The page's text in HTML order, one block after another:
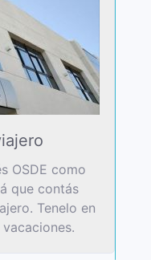
OSDE como
que contás
Tenelo en